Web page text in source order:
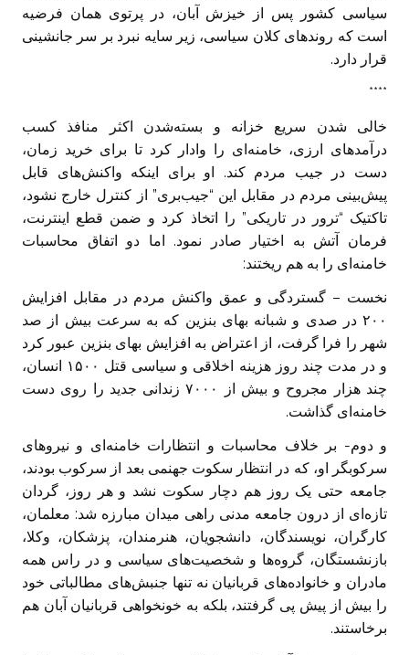
سیاسی کشور پس از خیزش آبان، در پرتوی همان فرضیه
است که روند‌های کلان سیاسی، زیر سایه نبرد بر سر جانشینی
قرار دارد.
****
خالی شدن سریع خزانه و بسته‌شدن اکثر منافذ کسب
درآمد‌های ارزی، خامنه‌ای را وادار کرد تا برای خرید زمان،
دست در جیب مردم کند. او برای اینکه واکنش‌های قابل
پیش‌بینی مردم در مقابل این “جیب‌بری” از کنترل خارج نشود،
تاکتیک “ترور در تاریکی” را اتخاذ کرد و ضمن قطع اینترنت،
فرمان آتش به اختیار صادر نمود. اما دو اتفاق محاسبات
خامنه‌ای را به هم ریختند:
نخست – گستردگی و عمق واکنش مردم در مقابل افزایش
۲۰۰ در صدی و شبانه بهای بنزین که به سرعت بیش از صد
شهر را فرا گرفت، از اعتراض به افزایش بهای بنزین عبور کرد
و در مدت چند روز هزینه اخلاقی و سیاسی قتل ۱۵۰۰ انسان،
چند هزار مجروح و بیش از ۷۰۰۰ زندانی جدید را روی دست
خامنه‌ای گذاشت.
و دوم- بر خلاف محاسبات و انتظارات خامنه‌ای و نیرو‌های
سرکوبگر او، که در انتظار سکوت جهنمی بعد از سرکوب بودند،
جامعه حتی یک روز هم دچار سکوت نشد و هر روز، گردان
تازه‌ای از درون جامعه مدنی راهی میدان مبارزه شد: معلمان،
کارگران، نویسندگان، دانشجویان، هنرمندان، پزشکان، وکلا،
بازنشستگان، گروه‌ها و شخصیت‌های سیاسی و در راس همه
مادران و خانواده‌های قربانیان نه تنها جنبش‌های مطالباتی خود
را بیش از پیش پی گرفتند، بلکه به خونخواهی قربانیان آبان هم
برخاستند.